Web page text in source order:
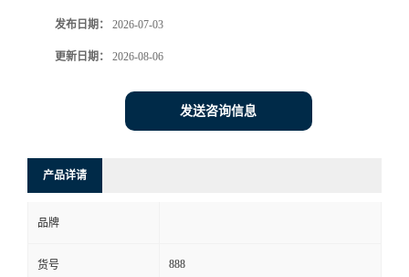
发布日期： 2026-07-03
更新日期： 2026-08-06
发送咨询信息
产品详请
品牌
货号 888